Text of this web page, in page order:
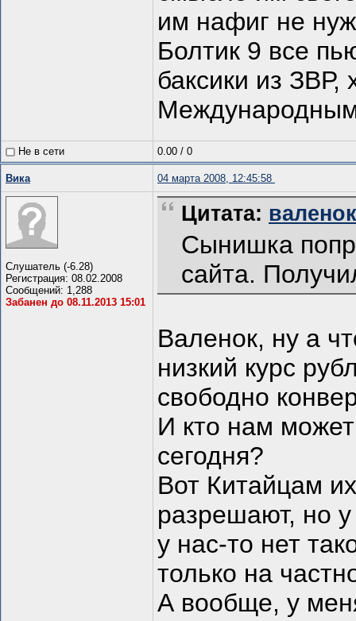
им нафиг не
Болтик 9 все
баксики из ЗВР,
Не в сети 0.00 / 0
Вика 04 марта 2008, 12:45:58
Слушатель (-6.28)
Регистрация: 08.02.2008
Сообщений: 1,288
Забанен до 08.11.2013 15:01
Цитата:
Сынишка
сайта.
Валенок, ну а
низкий курс
свободно
И кто нам может
сегодня?
Вот Китайцам
разрешают, но
у нас-то нет
только на
А вообще, у